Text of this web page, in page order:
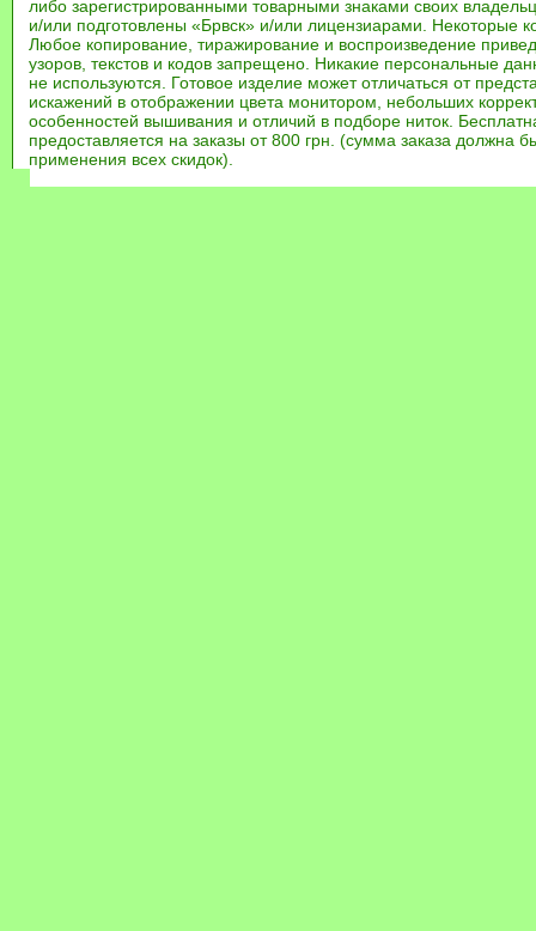
либо зарегистрированными товарными знаками своих
и/или подготовлены «Брвск» и/или лицензиарами. Некоторые
Любое копирование, тиражирование и воспроизведение
узоров, текстов и кодов запрещено. Никакие персональные
не используются. Готовое изделие может отличаться от
искажений в отображении цвета монитором, небольших
особенностей вышивания и отличий в подборе ниток.
предоставляется на заказы от 800 грн. (сумма заказа должна
применения всех скидок).